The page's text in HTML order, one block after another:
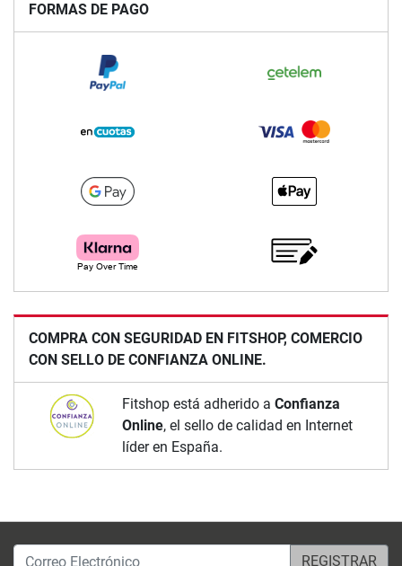
FORMAS DE PAGO
COMPRA CON SEGURIDAD EN FITSHOP, COMERCIO
CON SELLO DE CONFIANZA ONLINE.
Fitshop está adherido a Confianza
Online, el sello de calidad en Internet
líder en España.
Correo Electrónico